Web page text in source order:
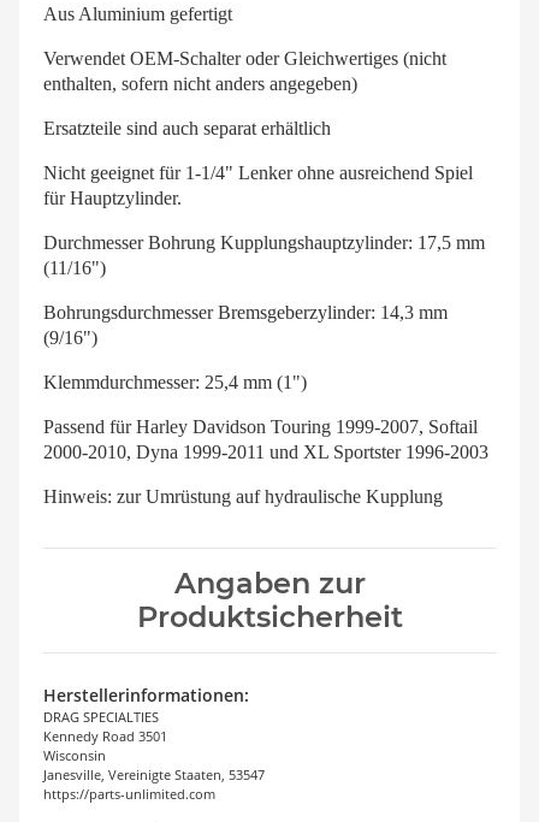
Aus Aluminium gefertigt
Verwendet OEM-Schalter oder Gleichwertiges (nicht
enthalten, sofern nicht anders angegeben)
Ersatzteile sind auch separat erhältlich
Nicht geeignet für 1-1/4" Lenker ohne ausreichend Spiel
für Hauptzylinder.
Durchmesser Bohrung Kupplungshauptzylinder: 17,5 mm
(11/16")
Bohrungsdurchmesser Bremsgeberzylinder: 14,3 mm
(9/16")
Klemmdurchmesser: 25,4 mm (1")
Passend für Harley Davidson Touring 1999-2007, Softail
2000-2010, Dyna 1999-2011 und XL Sportster 1996-2003
Hinweis: zur Umrüstung auf hydraulische Kupplung
Angaben zur
Produktsicherheit
Herstellerinformationen:
DRAG SPECIALTIES
Kennedy Road 3501
Wisconsin
Janesville, Vereinigte Staaten, 53547
https://parts-unlimited.com